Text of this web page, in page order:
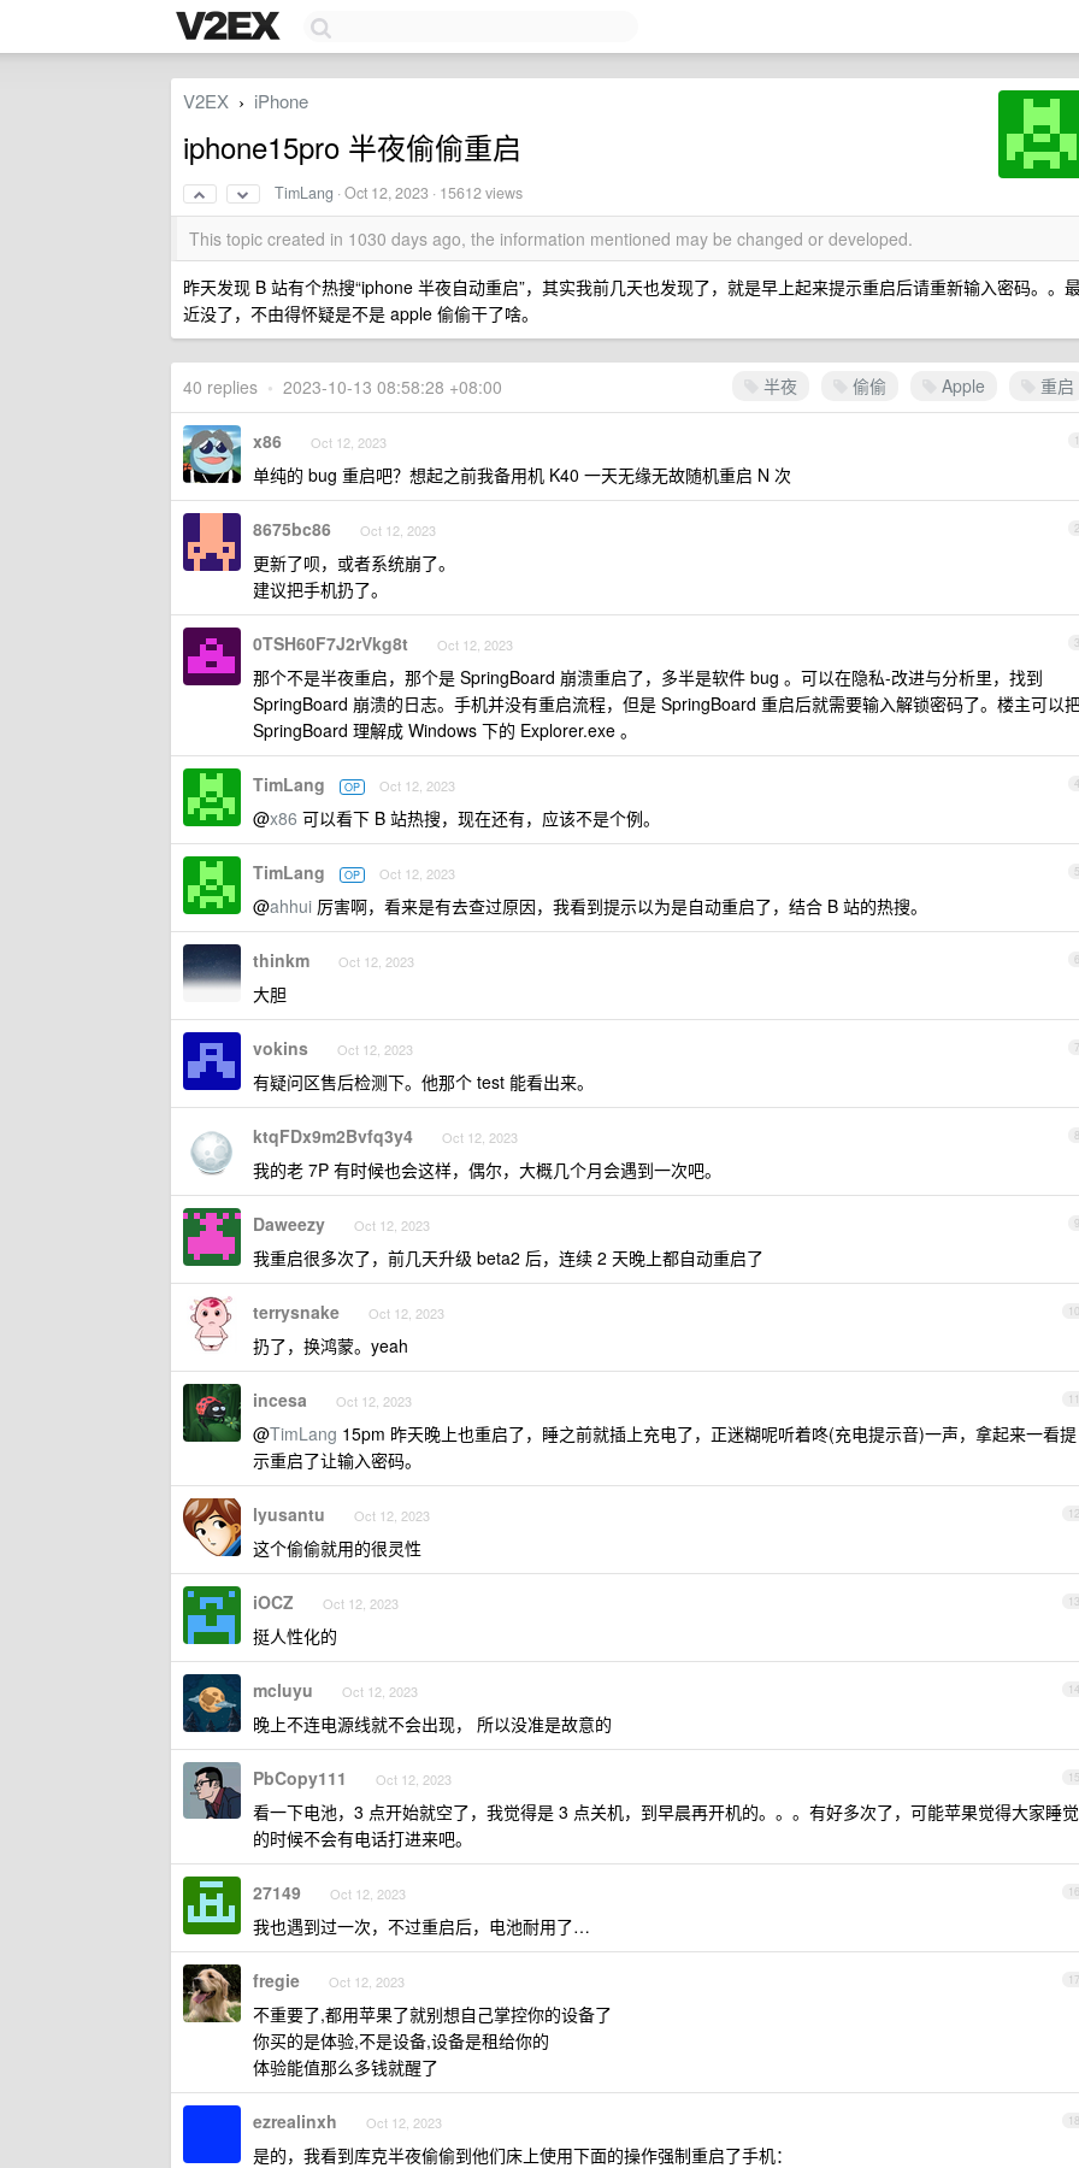
V2EX › iPhone
iphone15pro 半夜偷偷重启
TimLang ·Oct 12, 2023 · 15612 views
This topic created in 1030 days ago, the information mentioned may be changed or developed.
昨天发现 B 站有个热搜“iphone 半夜自动重启”，其实我前几天也发现了，就是早上起来提示重启后请重新输入密码。。
近没了，不由得怀疑是不是 apple 偷偷干了啥。
半夜 偷偷 Apple 重启
40 replies • 2023-10-13 08:58:28 +08:00
1
x86 Oct 12, 2023
单纯的 bug 重启吧？想起之前我备用机 K40 一天无缘无故随机重启 N 次
2
8675bc86 Oct 12, 2023
更新了呗，或者系统崩了。
建议把手机扔了。
3
0TSH60F7J2rVkg8t Oct 12, 2023
那个不是半夜重启，那个是 SpringBoard 崩溃重启了，多半是软件 bug 。可以在隐私-改进与分析里，找到
SpringBoard 崩溃的日志。手机并没有重启流程，但是 SpringBoard 重启后就需要输入解锁密码了。楼主可以
SpringBoard 理解成 Windows 下的 Explorer.exe 。
4
TimLang OP Oct 12, 2023
@x86 可以看下 B 站热搜，现在还有，应该不是个例。
5
TimLang OP Oct 12, 2023
@ahhui 厉害啊，看来是有去查过原因，我看到提示以为是自动重启了，结合 B 站的热搜。
6
thinkm Oct 12, 2023
大胆
7
vokins Oct 12, 2023
有疑问区售后检测下。他那个 test 能看出来。
8
ktqFDx9m2Bvfq3y4 Oct 12, 2023
我的老 7P 有时候也会这样，偶尔，大概几个月会遇到一次吧。
9
Daweezy Oct 12, 2023
我重启很多次了，前几天升级 beta2 后，连续 2 天晚上都自动重启了
10
terrysnake Oct 12, 2023
扔了，换鸿蒙。yeah
11
incesa Oct 12, 2023
@TimLang 15pm 昨天晚上也重启了，睡之前就插上充电了，正迷糊呢听着咚(充电提示音)一声，拿起来一看提
示重启了让输入密码。
12
lyusantu Oct 12, 2023
这个偷偷就用的很灵性
13
iOCZ Oct 12, 2023
挺人性化的
14
mcluyu Oct 12, 2023
晚上不连电源线就不会出现， 所以没准是故意的
15
PbCopy111 Oct 12, 2023
看一下电池，3 点开始就空了，我觉得是 3 点关机，到早晨再开机的。。。有好多次了，可能苹果觉得大家睡觉
的时候不会有电话打进来吧。
16
27149 Oct 12, 2023
我也遇到过一次，不过重启后，电池耐用了…
17
fregie Oct 12, 2023
不重要了,都用苹果了就别想自己掌控你的设备了
你买的是体验,不是设备,设备是租给你的
体验能值那么多钱就醒了
18
ezrealinxh Oct 12, 2023
是的，我看到库克半夜偷偷到他们床上使用下面的操作强制重启了手机：